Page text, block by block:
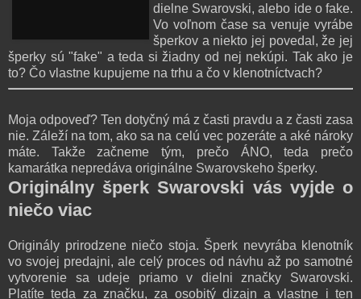
dielne Swarovski, alebo ide o fake.
Vo voľnom čase sa venuje vyrábe
šperkov a niekto jej povedal, že jej
šperky sú "fake" a teda si žiadny od nej nekúpi. Tak ako je
to? Čo vlastne kupujeme na trhu a čo v klenotníctvach?
Moja odpoveď? Ten dotyčný má z časti pravdu a z časti zasa
nie. Záleží na tom, ako sa na celú vec pozeráte a aké nároky
máte. Takže začneme tým, prečo ÁNO, teda prečo
kamarátka nepredáva originálne Swarovskeho šperky.
Originálny šperk Swarovski vás vyjde o
niečo viac
Originály prirodzene niečo stoja. Šperk nevyrába klenotník
vo svojej predajni, ale celý proces od návhu až po samotné
vytvorenie sa udeje priamo v dielni značky Swarovski.
Platíte teda za značku, za osobitý dizajn a vlastne i ten